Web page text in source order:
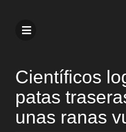
Científicos
patas
unas ranas